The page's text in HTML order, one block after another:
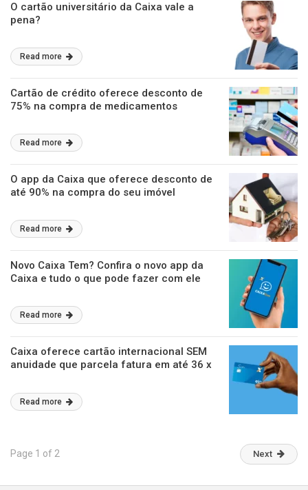
O cartão universitário da Caixa vale a
pena?
Read more
Cartão de crédito oferece desconto de
75% na compra de medicamentos
Read more
O app da Caixa que oferece desconto de
até 90% na compra do seu imóvel
Read more
Novo Caixa Tem? Confira o novo app da
Caixa e tudo o que pode fazer com ele
Read more
Caixa oferece cartão internacional SEM
anuidade que parcela fatura em até 36 x
Read more
Page 1 of 2 Next